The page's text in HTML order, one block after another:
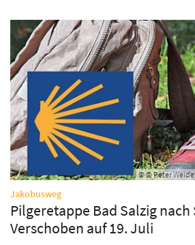
© © Peter
Jakobusweg:
Pilgeretappe Bad Salzig nach
Verschoben auf 19. Juli